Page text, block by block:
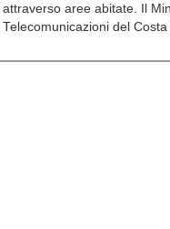
attraverso aree abitate. Il
Telecomunicazioni del